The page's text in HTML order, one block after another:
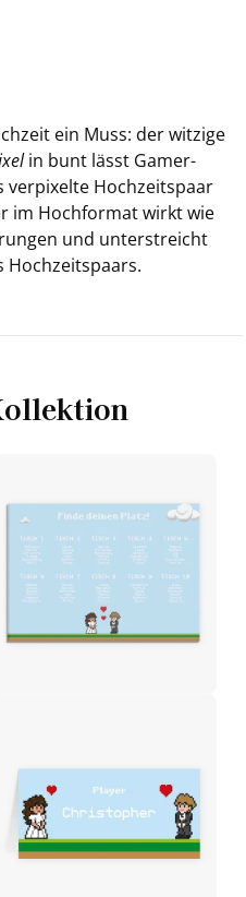
ein Muss: der wit­zi­ge
in bunt lässt Gamer-​
ver­pi­xel­te Hoch­zeits­paar
im Hoch­for­mat wirkt wie
und un­ter­streicht
Hoch­zeits­paars.